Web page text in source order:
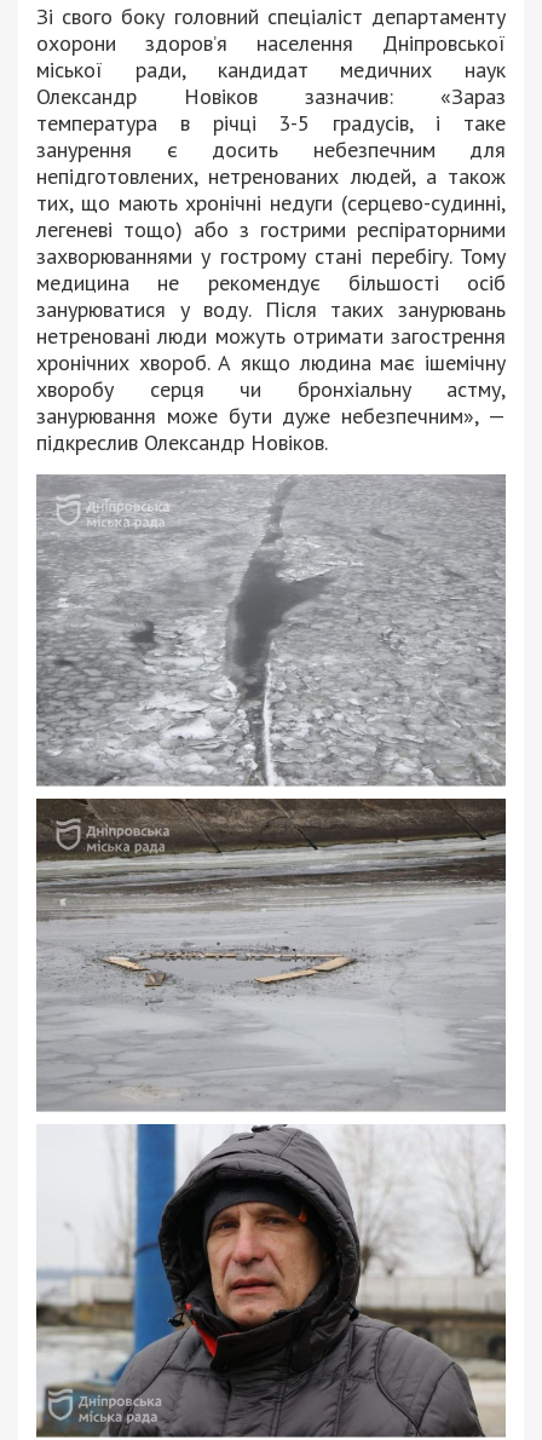
Зі свого боку головний спеціаліст департаменту
охорони здоров’я населення Дніпровської
міської ради, кандидат медичних наук
Олександр Новіков зазначив: «Зараз
температура в річці 3-5 градусів, і таке
занурення є досить небезпечним для
непідготовлених, нетренованих людей, а також
тих, що мають хронічні недуги (серцево-судинні,
легеневі тощо) або з гострими респіраторними
захворюваннями у гострому стані перебігу. Тому
медицина не рекомендує більшості осіб
занурюватися у воду. Після таких занурювань
нетреновані люди можуть отримати загострення
хронічних хвороб. А якщо людина має ішемічну
хворобу серця чи бронхіальну астму,
занурювання може бути дуже небезпечним», —
підкреслив Олександр Новіков.